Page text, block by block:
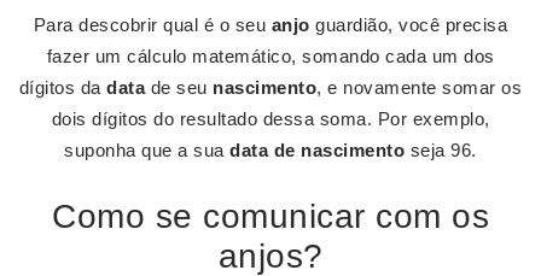
Para descobrir qual é o seu anjo guardião, você precisa
fazer um cálculo matemático, somando cada um dos
dígitos dadatade seu nascimento, e novamente somar os
dois dígitos do resultado dessa soma. Por exemplo,
suponha que a suadata de nascimento seja 96.
Como se comunicar com os
anjos?